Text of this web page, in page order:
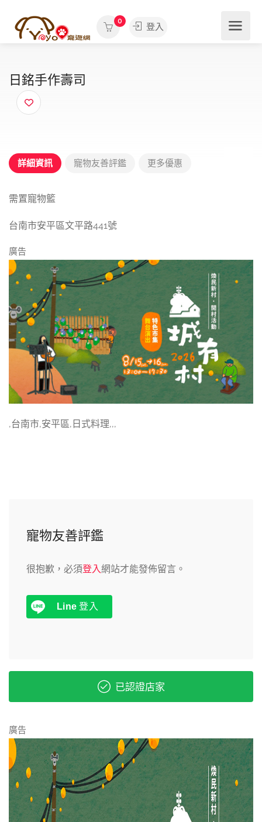
0
登入
日銘手作壽司
詳細資訊 寵物友善評鑑 更多優惠
需置寵物籃
台南市安平區文平路441號
廣告
,台南市,安平區,日式料理,,,
寵物友善評鑑
很抱歉，必須登入網站才能發佈留言。
Line 登入
已認證店家
廣告